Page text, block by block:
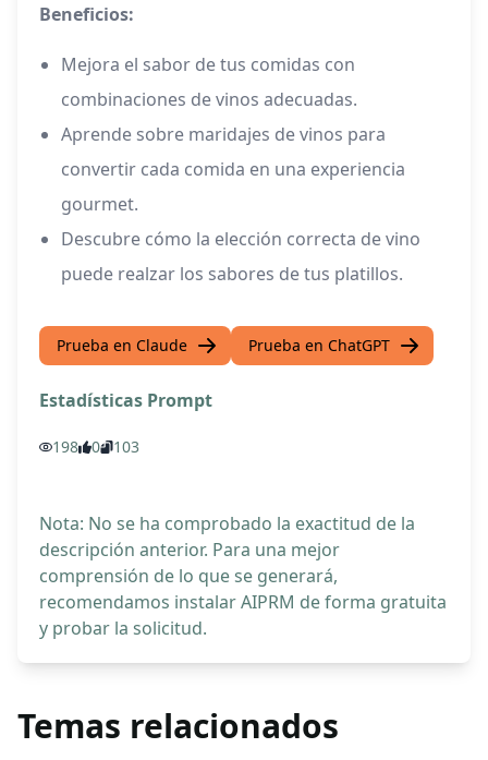
Beneficios:
Mejora el sabor de tus comidas con
combinaciones de vinos adecuadas.
Aprende sobre maridajes de vinos para
convertir cada comida en una experiencia
gourmet.
Descubre cómo la elección correcta de vino
puede realzar los sabores de tus platillos.
Prueba en Claude Prueba en ChatGPT
Estadísticas Prompt
198 0 103
Nota: No se ha comprobado la exactitud de la
descripción anterior. Para una mejor
comprensión de lo que se generará,
recomendamos instalar AIPRM de forma gratuita
y probar la solicitud.
Temas relacionados